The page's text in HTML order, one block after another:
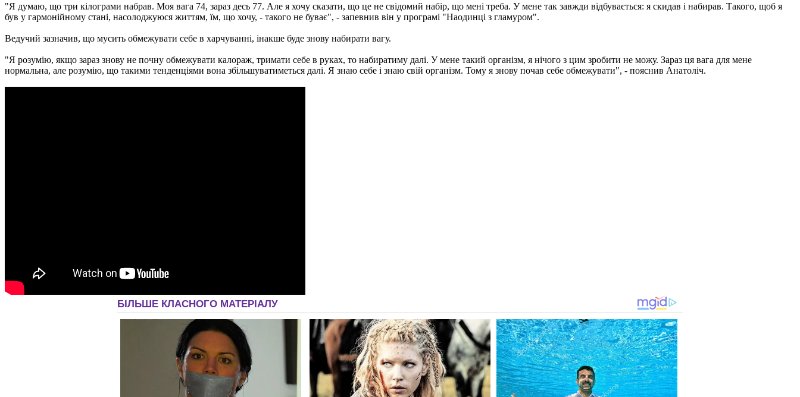
"Я думаю, що три кілограми набрав. Моя вага 74, зараз десь 77. Але я хочу сказати, що це не свідомий набір, що мені треба. У мене так завжди відбувається: я скидав і набирав. Такого, щоб я
був у гармонійному стані, насолоджуюся життям, їм, що хочу, - такого не буває", - запевнив він у програмі "Наодинці з гламуром".
Ведучий зазначив, що мусить обмежувати себе в харчуванні, інакше буде знову набирати вагу.
"Я розумію, якщо зараз знову не почну обмежувати калораж, тримати себе в руках, то набиратиму далі. У мене такий організм, я нічого з цим зробити не можу. Зараз ця вага для мене
нормальна, але розумію, що такими тенденціями вона збільшуватиметься далі. Я знаю себе і знаю свій організм. Тому я знову почав себе обмежувати", - пояснив Анатоліч.